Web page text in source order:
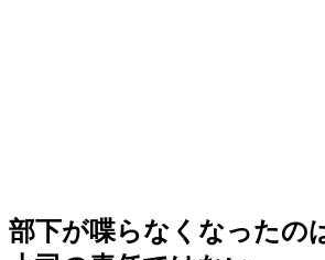
部下が喋らなくなったの